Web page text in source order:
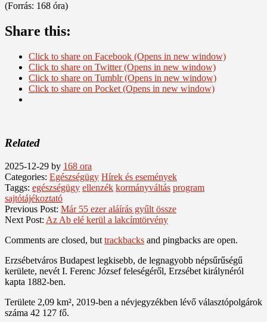
(Forrás: 168 óra)
Share this:
Click to share on Facebook (Opens in new window)
Click to share on Twitter (Opens in new window)
Click to share on Tumblr (Opens in new window)
Click to share on Pocket (Opens in new window)
Related
2025-12-29 by 168 ora
Categories: Egészségügy Hírek és események
Taggs: egészségügy ellenzék kormányváltás program
sajtótájékoztató
Previous Post: Már 55 ezer aláírás gyűlt össze
Next Post: Az Ab elé kerül a lakcímtörvény
Comments are closed, but trackbacks and pingbacks are open.
Erzsébetváros Budapest legkisebb, de legnagyobb népsűrűségű
kerülete, nevét I. Ferenc József feleségéről, Erzsébet királynéról
kapta 1882-ben.
Területe 2,09 km², 2019-ben a névjegyzékben lévő választópolgárok
száma 42 127 fő.